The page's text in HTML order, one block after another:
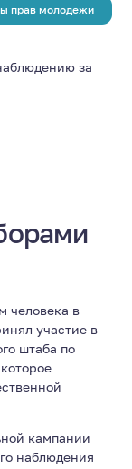
прав молодежи
за
человека в
участие в
штаба по
кампании
наблюдения